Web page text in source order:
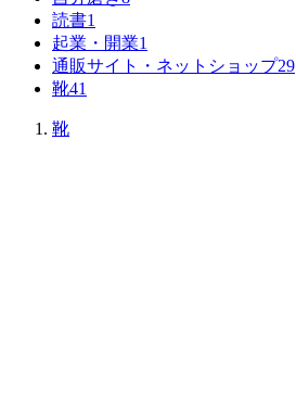
読書1
起業・開業1
通販サイト・ネットショップ29
靴41
靴